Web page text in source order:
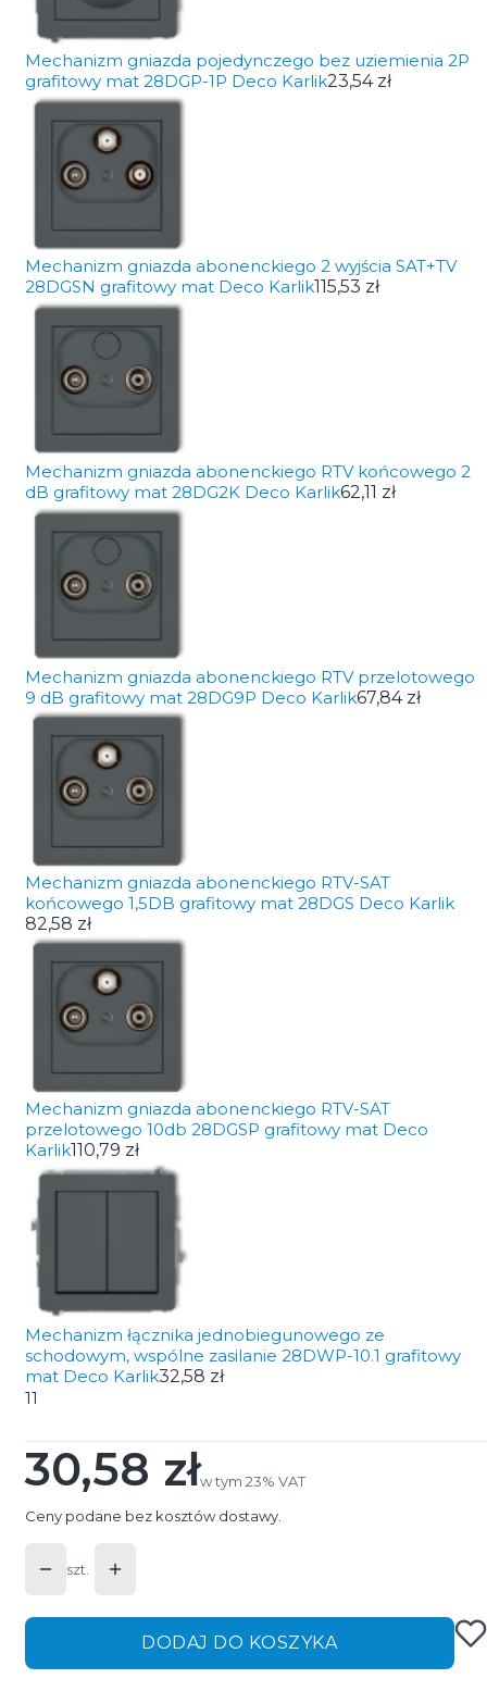
Mechanizm gniazda pojedynczego bez uziemienia 2P
grafitowy mat 28DGP-1P Deco Karlik23,54 zł
Mechanizm gniazda abonenckiego 2 wyjścia SAT+TV
28DGSN grafitowy mat Deco Karlik115,53 zł
Mechanizm gniazda abonenckiego RTV końcowego 2
dB grafitowy mat 28DG2K Deco Karlik62,11 zł
Mechanizm gniazda abonenckiego RTV przelotowego
9 dB grafitowy mat 28DG9P Deco Karlik67,84 zł
Mechanizm gniazda abonenckiego RTV-SAT
końcowego 1,5DB grafitowy mat 28DGS Deco Karlik
82,58 zł
Mechanizm gniazda abonenckiego RTV-SAT
przelotowego 10db 28DGSP grafitowy mat Deco
Karlik110,79 zł
Mechanizm łącznika jednobiegunowego ze
schodowym, wspólne zasilanie 28DWP-10.1 grafitowy
mat Deco Karlik32,58 zł
11
Cena
30,58 złw tym 23% VAT
w tym 23% VAT
Ceny podane bez kosztów dostawy.
szt.
DODAJ DO KOSZYKA